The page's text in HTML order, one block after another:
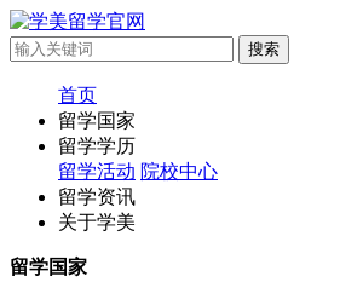
首页
留学国家
留学学历
留学活动 院校中心
留学资讯
关于学美
留学国家